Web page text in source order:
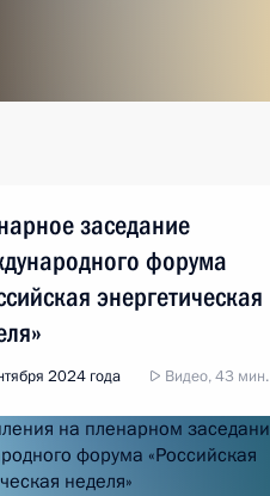
заседание
форума
энергетическая
2024 года Видео, 43 мин.